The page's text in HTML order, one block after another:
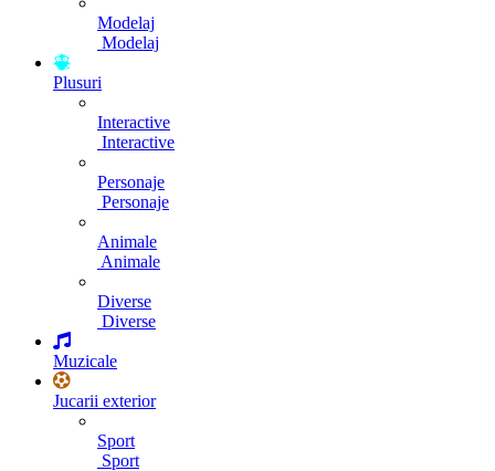
Modelaj
Modelaj
Plusuri
Interactive
Interactive
Personaje
Personaje
Animale
Animale
Diverse
Diverse
Muzicale
Jucarii exterior
Sport
Sport